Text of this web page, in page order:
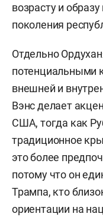
возрасту и
поколения
Отдельно
потенциальными
внешней и
Вэнс делает
США, тогда как
традиционное
это более
потому что он
Трампа, кто
ориентации на